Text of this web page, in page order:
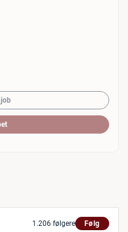
1.206 følgere Følg